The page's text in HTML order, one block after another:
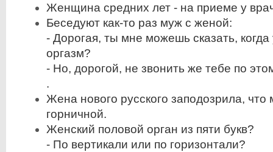
Женщина средних лет - на приеме у
Беседуют как-то раз муж с женой:
- Дорогая, ты мне можешь сказать, когда
оргазм?
- Но, дорогой, не звонить же тебе по
.
Жена нового русского заподозрила, что
горничной.
Женский половой орган из пяти букв?
- По вертикали или по горизонтали?